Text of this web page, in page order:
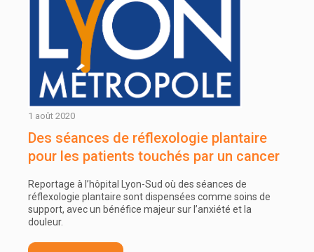
1 août 2020
Des séances de réflexologie plantaire
pour les patients touchés par un cancer
Reportage à l’hôpital Lyon-Sud où des séances de
réflexologie plantaire sont dispensées comme soins de
support, avec un bénéfice majeur sur l’anxiété et la
douleur.